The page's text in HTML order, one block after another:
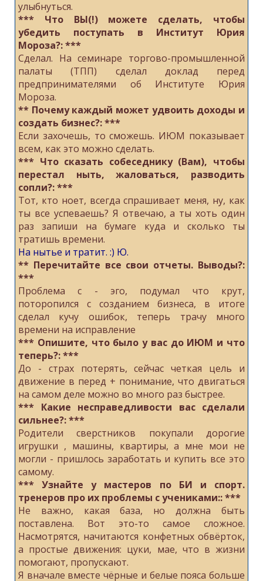
улыбнуться.
*** Что ВЫ(!) можете сделать, чтобы
убедить поступать в Институт Юрия
Мороза?: ***
Сделал. На семинаре торгово-промышленной
палаты (ТПП) сделал доклад перед
предпринимателями об Институте Юрия
Мороза.
** Почему каждый может удвоить доходы и
создать бизнес?: ***
Если захочешь, то сможешь. ИЮМ показывает
всем, как это можно сделать.
*** Что сказать собеседнику (Вам), чтобы
перестал ныть, жаловаться, разводить
сопли?: ***
Тот, кто ноет, всегда спрашивает меня, ну, как
ты все успеваешь? Я отвечаю, а ты хоть один
раз запиши на бумаге куда и сколько ты
тратишь времени.
На нытье и тратит. :) Ю.
** Перечитайте все свои отчеты. Выводы?:
***
Проблема с - эго, подумал что крут,
поторопился с созданием бизнеса, в итоге
сделал кучу ошибок, теперь трачу много
времени на исправление
*** Опишите, что было у вас до ИЮМ и что
теперь?: ***
До - страх потерять, сейчас четкая цель и
движение в перед + понимание, что двигаться
на самом деле можно во много раз быстрее.
*** Какие несправедливости вас сделали
сильнее?: ***
Родители сверстников покупали дорогие
игрушки , машины, квартиры, а мне мои не
могли - пришлось заработать и купить все это
самому.
*** Узнайте у мастеров по БИ и спорт.
тренеров про их проблемы с учениками:: ***
Не важно, какая база, но должна быть
поставлена. Вот это-то самое сложное.
Насмотрятся, начитаются конфетных обвёрток,
а простые движения: цуки, мае, что в жизни
помогают, пропускают.
Я вначале вместе чёрные и белые пояса больше